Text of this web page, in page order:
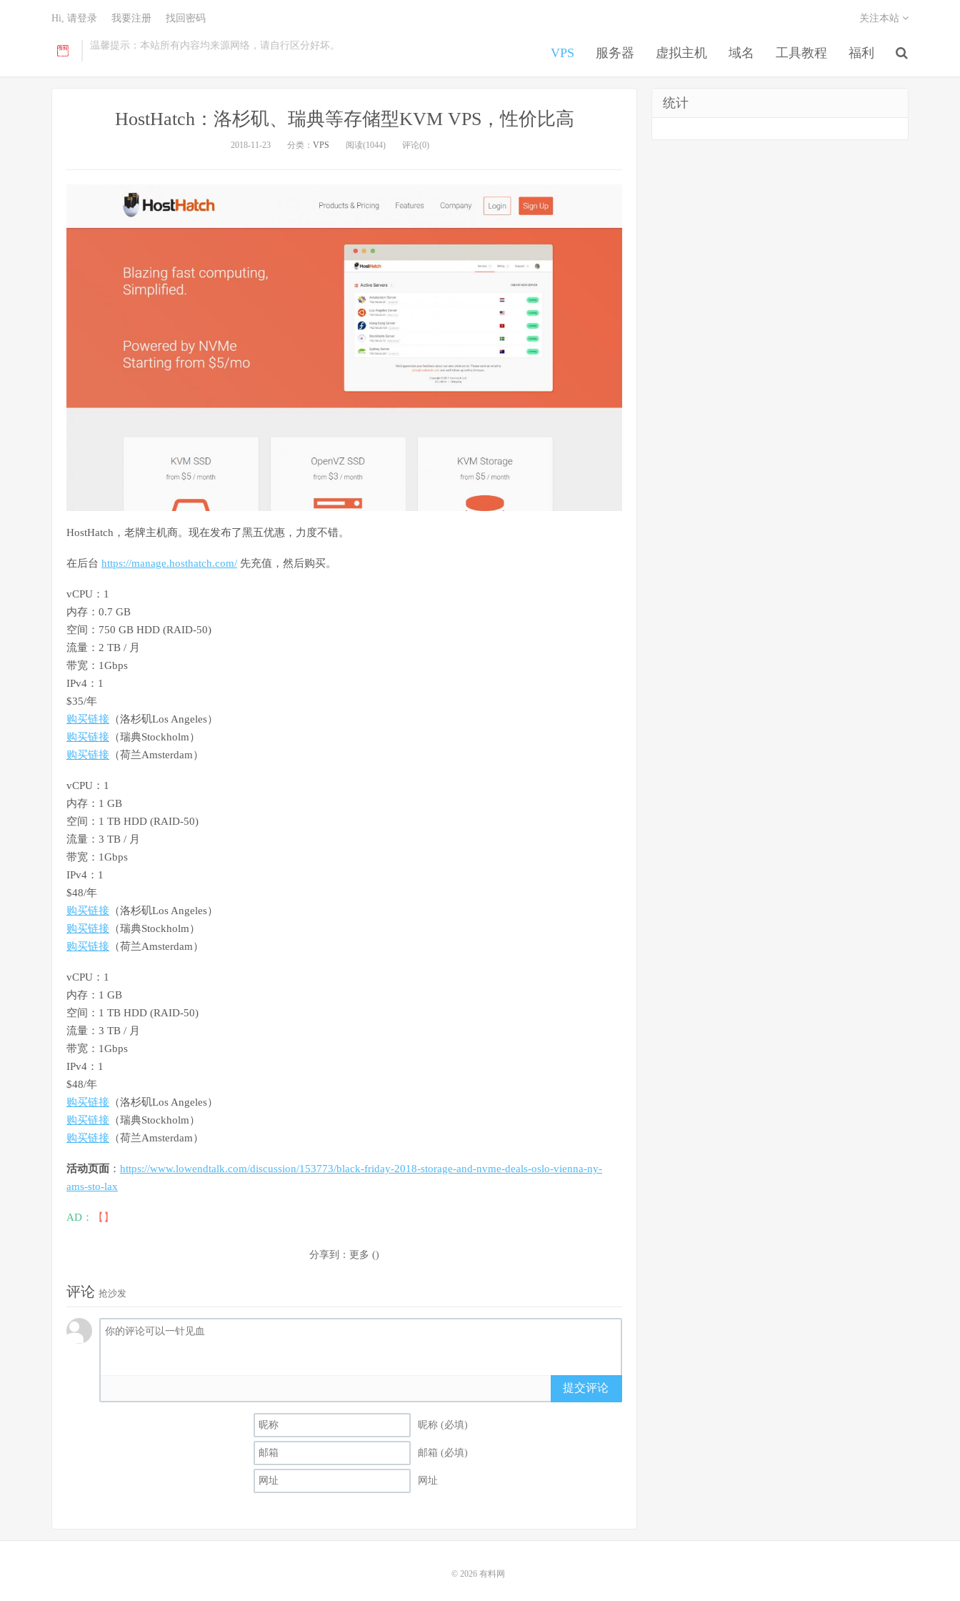
温馨提示：本站所有内容均来源网络，请自行区分好坏。
VPS 服务器 虚拟主机 域名 工具教程 福利
关注本站
Hi, 请登录 我要注册 找回密码
HostHatch：洛杉矶、瑞典等存储型KVM VPS，性价比高
2018-11-23 分类： VPS 阅读(1044) 评论(0)
HostHatch，老牌主机商。现在发布了黑五优惠，力度不错。
在后台 https://manage.hosthatch.com/ 先充值，然后购买。
vCPU：1
内存：0.7 GB
空间：750 GB HDD (RAID-50)
流量：2 TB / 月
带宽：1Gbps
IPv4：1
$35/年
购买链接 （洛杉矶Los Angeles）
购买链接 （瑞典Stockholm）
购买链接 （荷兰Amsterdam）
vCPU：1
内存：1 GB
空间：1 TB HDD (RAID-50)
流量：3 TB / 月
带宽：1Gbps
IPv4：1
$48/年
购买链接 （洛杉矶Los Angeles）
购买链接 （瑞典Stockholm）
购买链接 （荷兰Amsterdam）
vCPU：1
内存：1 GB
空间：1 TB HDD (RAID-50)
流量：3 TB / 月
带宽：1Gbps
IPv4：1
$48/年
购买链接 （洛杉矶Los Angeles）
购买链接 （瑞典Stockholm）
购买链接 （荷兰Amsterdam）
活动页面 ： https://www.lowendtalk.com/discussion/153773/black-friday-2018-storage-and-nvme-deals-oslo-vienna-ny-
ams-sto-lax
AD： 【】
分享到： 更多 ()
评论 抢沙发
提交评论
昵称 (必填)
邮箱 (必填)
网址
统计
© 2026 有料网